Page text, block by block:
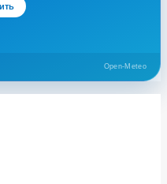
Open-Meteo